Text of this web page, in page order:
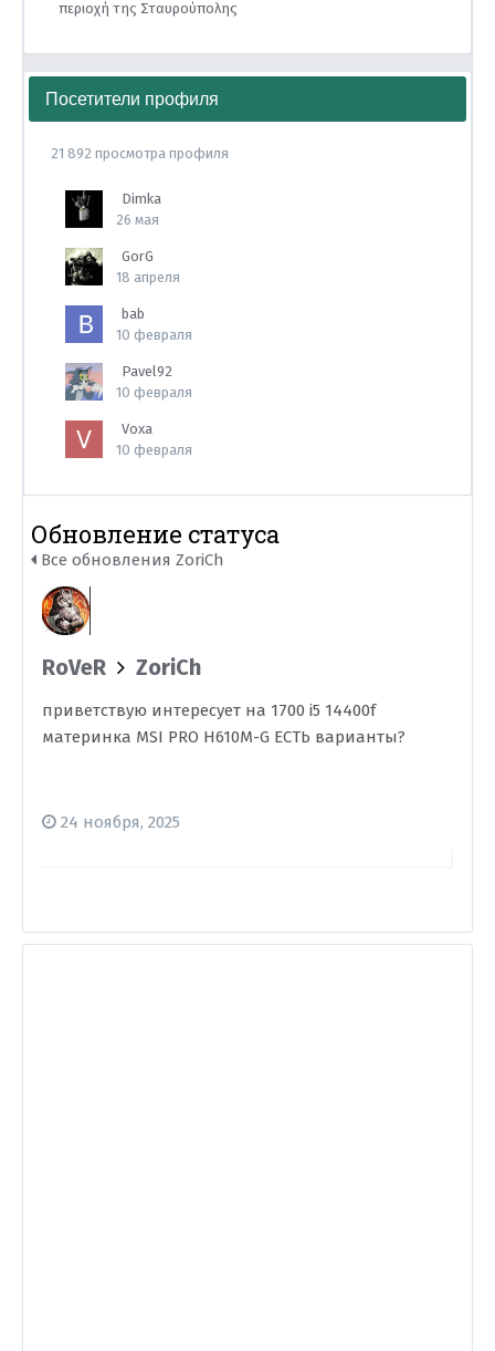
περιοχή της Σταυρούπολης
Посетители профиля
21 892 просмотра профиля
Dimka
26 мая
GorG
18 апреля
bab
10 февраля
Pavel92
10 февраля
Voxa
10 февраля
Обновление статуса
Все обновления ZoriCh
RoVeR ZoriCh
приветствую интересует на 1700 i5 14400f
материнка MSI PRO H610M-G ЕСТЬ варианты?
24 ноября, 2025